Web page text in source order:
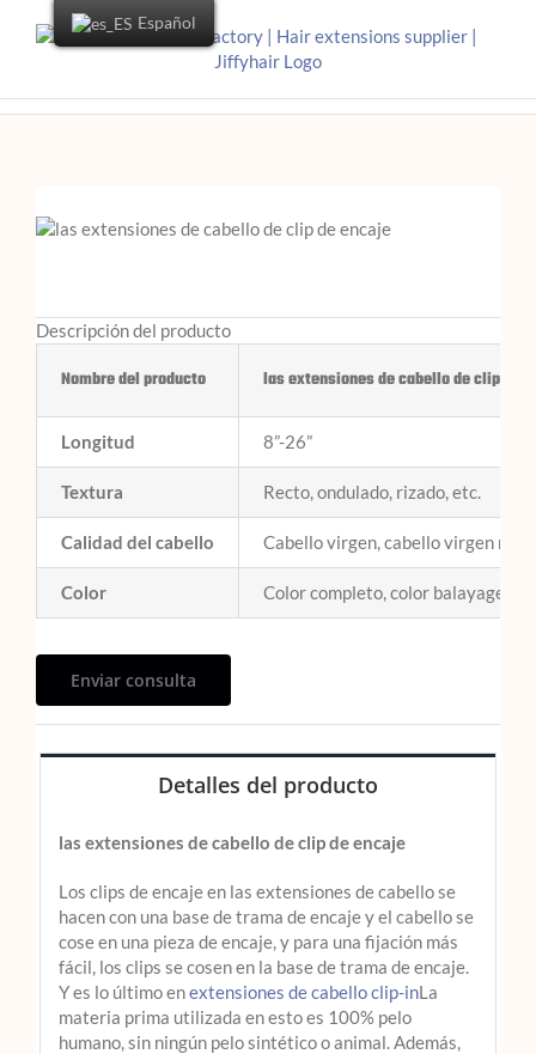
Descripción del producto
Nombre del producto las extensiones de cabello de clip de
Longitud 8”-26”
Textura Recto, ondulado, rizado, etc.
Calidad del cabello Cabello virgen, cabello virgen
Color Color completo, color balayage,
Enviar consulta
Detalles del producto
las extensiones de cabello de clip de encaje
Los clips de encaje en las extensiones de cabello se
hacen con una base de trama de encaje y el cabello se
cose en una pieza de encaje, y para una fijación más
fácil, los clips se cosen en la base de trama de encaje.
Y es lo último enextensiones de cabello clip-inLa
materia prima utilizada en esto es 100% pelo
humano, sin ningún pelo sintético o animal. Además,
Español